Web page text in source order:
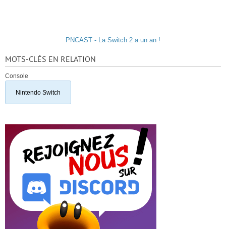
PNCAST - La Switch 2 a un an !
MOTS-CLÉS EN RELATION
Console
Nintendo Switch